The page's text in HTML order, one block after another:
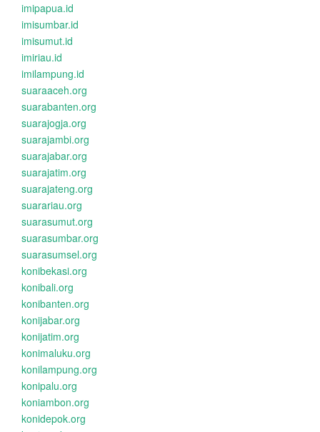
imipapua.id
imisumbar.id
imisumut.id
imiriau.id
imilampung.id
suaraaceh.org
suarabanten.org
suarajogja.org
suarajambi.org
suarajabar.org
suarajatim.org
suarajateng.org
suarariau.org
suarasumut.org
suarasumbar.org
suarasumsel.org
konibekasi.org
konibali.org
konibanten.org
konijabar.org
konijatim.org
konimaluku.org
konilampung.org
konipalu.org
koniambon.org
konidepok.org